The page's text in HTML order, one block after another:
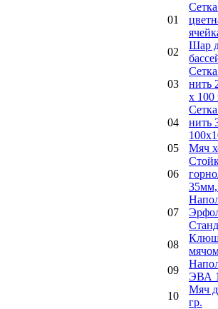
01
02
Шар
03
нить
х 100
04
нить
05
Мяч
06
35мм,
07
08
09
ЭВА
10
Мяч
гр.